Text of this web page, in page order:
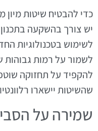
כדי להבטיח שיטות מיון
יש צורך בהשקעה
לשימוש בטכנולוגיות
לשמור על רמות גבוהות
להקפיד על תחזוקה
שהשיטות יישארו
שמירה על